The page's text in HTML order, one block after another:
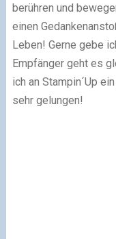
berühren und
einen
Leben! Gerne gebe
Empfänger geht es
ich an Stampin´Up
sehr gelungen!